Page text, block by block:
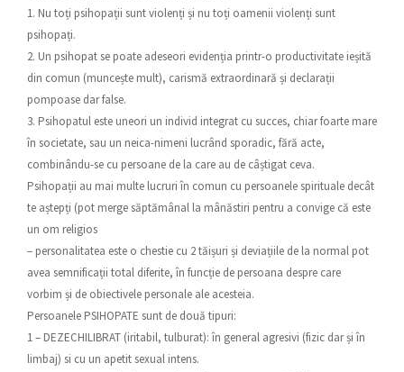
1. Nu toți psihopații sunt violenți și nu toți oamenii violenți sunt
psihopați.
2. Un psihopat se poate adeseori evidenția printr-o productivitate ieșită
din comun (muncește mult), carismă extraordinară și declarații
pompoase dar false.
3. Psihopatul este uneori un individ integrat cu succes, chiar foarte mare
în societate, sau un neica-nimeni lucrând sporadic, fără acte,
combinându-se cu persoane de la care au de câștigat ceva.
Psihopații au mai multe lucruri în comun cu persoanele spirituale decât
te aștepți (pot merge săptămânal la mânăstiri pentru a convige că este
un om religios
– personalitatea este o chestie cu 2 tăișuri și deviațiile de la normal pot
avea semnificații total diferite, în funcție de persoana despre care
vorbim și de obiectivele personale ale acesteia.
Persoanele PSIHOPATE sunt de două tipuri:
1 – DEZECHILIBRAT (iritabil, tulburat): în general agresivi (fizic dar și în
limbaj) si cu un apetit sexual intens.